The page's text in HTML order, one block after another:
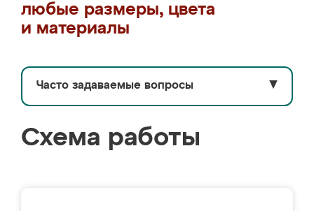
любые размеры, цвета
и материалы
Часто задаваемые вопросы ▼
Схема работы